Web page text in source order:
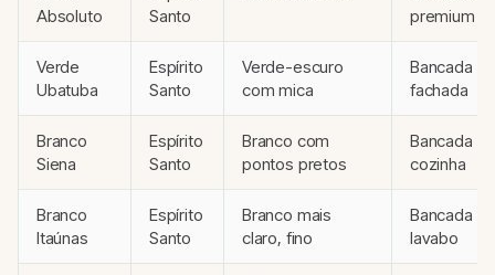
Absoluto
Santo
premium
Verde
Ubatuba
Espírito
Santo
Verde-escuro
com mica
Bancada e
fachada
Branco
Siena
Espírito
Santo
Branco com
pontos pretos
Bancada
cozinha
Branco
Itaúnas
Espírito
Santo
Branco mais
claro, fino
Bancada e
lavabo